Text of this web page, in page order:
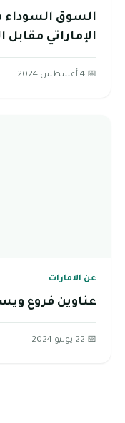
السوق السوداء
الإماراتي
📅 4 أغسطس 2024
عن الامارات
عناوين فروع
📅 22 يوليو 2024